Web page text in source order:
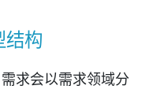
结构
求会以需求领域分